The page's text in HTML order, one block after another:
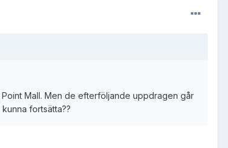
Mall. Men de efterföljande uppdragen går
fortsätta??